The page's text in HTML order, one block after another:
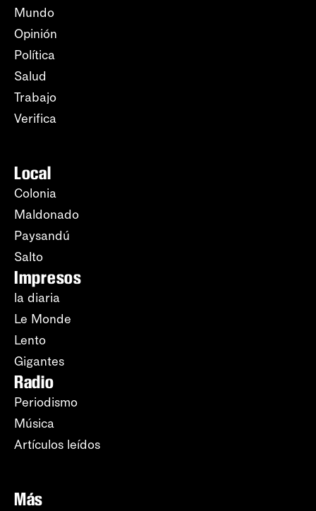
Mundo
Opinión
Política
Salud
Trabajo
Verifica
Local
Colonia
Maldonado
Paysandú
Salto
Impresos
la diaria
Le Monde
Lento
Gigantes
Radio
Periodismo
Música
Artículos leídos
Más